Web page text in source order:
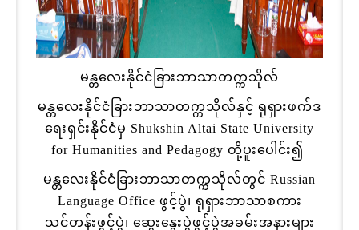
မန္တလေးနိုင်ငံခြားဘာသာတက္ကသိုလ်
မန္တလေးနိုင်ငံခြားဘာသာတက္ကသိုလ်နှင့် ရုရှားဖက်ဒ
ရေးရှင်းနိုင်ငံမှ Shukshin Altai State University
for Humanities and Pedagogy တို့ပူးပေါင်း၍
မန္တလေးနိုင်ငံခြားဘာသာတက္ကသိုလ်တွင် Russian
Language Office ဖွင့်ပွဲ၊ ရုရှားဘာသာစကား
သင်တန်းဖွင့်ပွဲ၊ ဆွေးနွေးပွဲဖွင့်ပွဲအခမ်းအနားများ